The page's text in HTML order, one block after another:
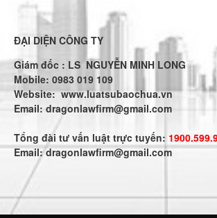
ĐẠI DIỆN CÔNG TY
Giám đốc : LS NGUYỄN MINH LONG
Mobile: 0983 019 109
Website:www.luatsubaochua.vn
Email: dragonlawfirm@gmail.com
Tổng đài tư vấn luật trực tuyến:
Email:dragonlawfirm@gmail.com